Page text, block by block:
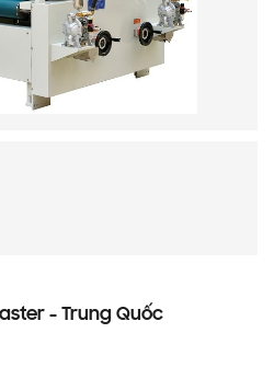
- Trung Quốc